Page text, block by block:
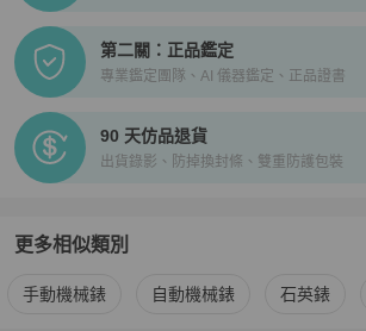
第二關：正品鑑定
專業鑑定團隊、AI 儀器鑑定、正品證書
90 天仿品退貨
出貨錄影、防掉換封條、雙重防護包裝
更多相似類別
更多ROLEX女錶 相似商品推薦
手動機械錶 自動機械錶 石英錶